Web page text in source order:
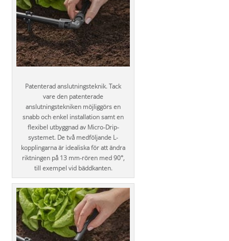
Patenterad anslutningsteknik. Tack
vare den patenterade
anslutningstekniken möjliggörs en
snabb och enkel installation samt en
flexibel utbyggnad av Micro-Drip-
systemet. De två medföljande L-
kopplingarna är idealiska för att ändra
riktningen på 13 mm-rören med 90°,
till exempel vid bäddkanten.